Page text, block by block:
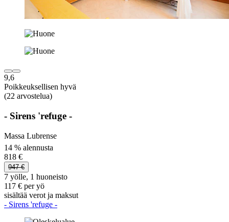
9,6
Poikkeuksellisen hyvä
(22 arvostelua)
- Sirens 'refuge -
Massa Lubrense
14 % alennusta
818 €
947 €
7 yölle, 1 huoneisto
117 € per yö
sisältää verot ja maksut
- Sirens 'refuge -